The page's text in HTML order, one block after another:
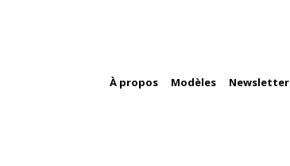
À propos Modèles Newsletter